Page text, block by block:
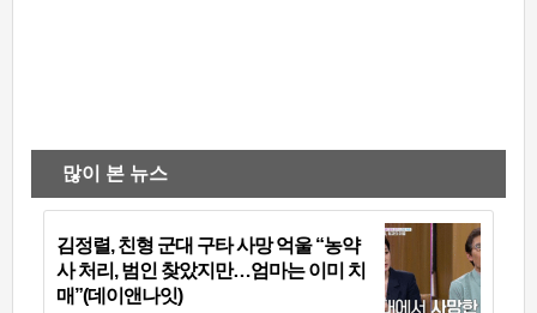
많이 본 뉴스
김정렬, 친형 군대 구타 사망 억울 “농약
사 처리, 범인 찾았지만…엄마는 이미 치
매”(데이앤나잇)